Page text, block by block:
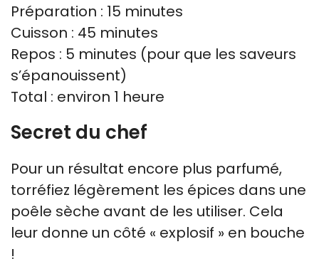
Préparation : 15 minutes
Cuisson : 45 minutes
Repos : 5 minutes (pour que les saveurs
s’épanouissent)
Total : environ 1 heure
Secret du chef
Pour un résultat encore plus parfumé,
torréfiez légèrement les épices dans une
poêle sèche avant de les utiliser. Cela
leur donne un côté « explosif » en bouche
!